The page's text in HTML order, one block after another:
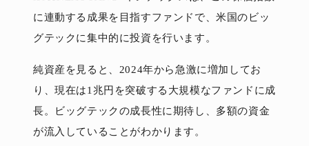
に連動する成果を目指すファンドで、米国のビッ
グテックに集中的に投資を行います。
純資産を見ると、2024年から急激に増加してお
り、現在は1兆円を突破する大規模なファンドに成
長。ビッグテックの成長性に期待し、多額の資金
が流入していることがわかります。